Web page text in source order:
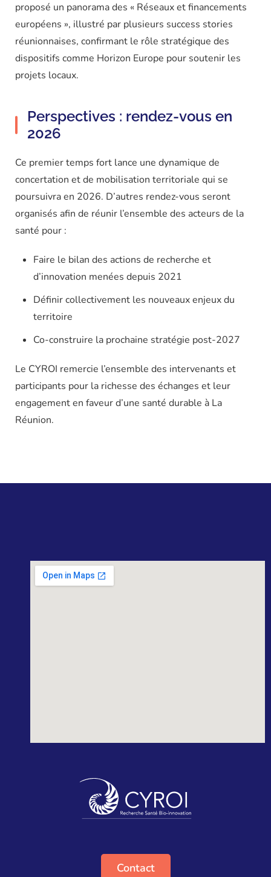
proposé un panorama des « Réseaux et financements
européens », illustré par plusieurs success stories
réunionnaises, confirmant le rôle stratégique des
dispositifs comme Horizon Europe pour soutenir les
projets locaux.
Perspectives : rendez-vous en
2026
Ce premier temps fort lance une dynamique de
concertation et de mobilisation territoriale qui se
poursuivra en 2026. D’autres rendez-vous seront
organisés afin de réunir l’ensemble des acteurs de la
santé pour :
Faire le bilan des actions de recherche et
d’innovation menées depuis 2021
Définir collectivement les nouveaux enjeux du
territoire
Co-construire la prochaine stratégie post-2027
Le CYROI remercie l’ensemble des intervenants et
participants pour la richesse des échanges et leur
engagement en faveur d’une santé durable à La
Réunion.
Contact